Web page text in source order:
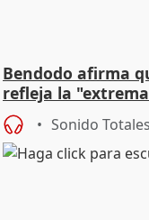
Bendodo afirma
refleja la
Sonido Totales